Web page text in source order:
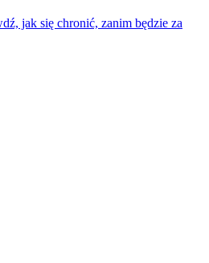
jak się chronić, zanim będzie za